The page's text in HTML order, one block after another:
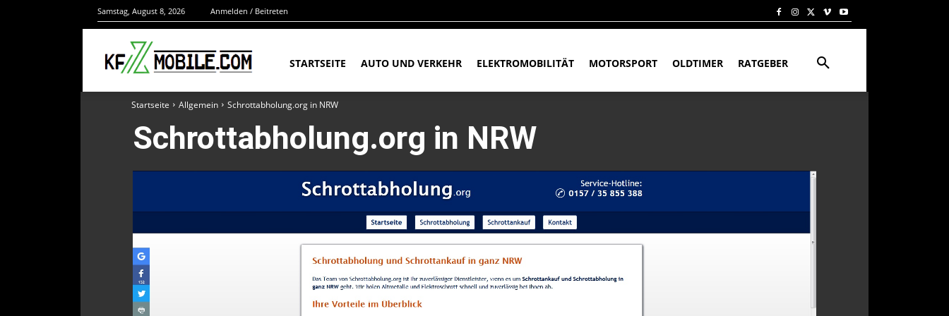
Samstag, August 8, 2026 Anmelden / Beitreten
STARTSEITE AUTO UND VERKEHR ELEKTROMOBILITÄT MOTORSPORT OLDTIMER RATGEBER
Startseite Allgemein Schrottabholung.org in NRW
Schrottabholung.org in NRW